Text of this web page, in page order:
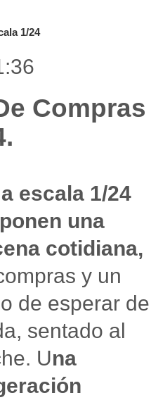
1/24
Compras
escala 1/24
una
cotidiana,
y un
de esperar de
sentado al
Una